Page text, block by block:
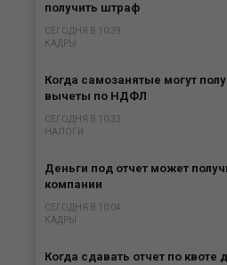
получить штраф
СЕГОДНЯ В 10:39
КАДРЫ
Когда самозанятые могут
вычеты по НДФЛ
СЕГОДНЯ В 10:33
НАЛОГИ
Деньги под отчет может
компании
СЕГОДНЯ В 10:04
КАДРЫ
Когда сдавать отчет по квоте